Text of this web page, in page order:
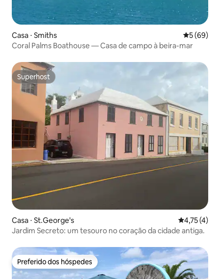
Casa ⋅ Smiths 5 de uma
5 (69)
Coral Palms Boathouse — Casa de campo à beira-mar
Superhost
Superhost
Casa ⋅ St.George's 4,75 de
4,75 (4)
Jardim Secreto: um tesouro no coração da cidade antiga.
Preferido dos hóspedes
Preferido dos hóspedes